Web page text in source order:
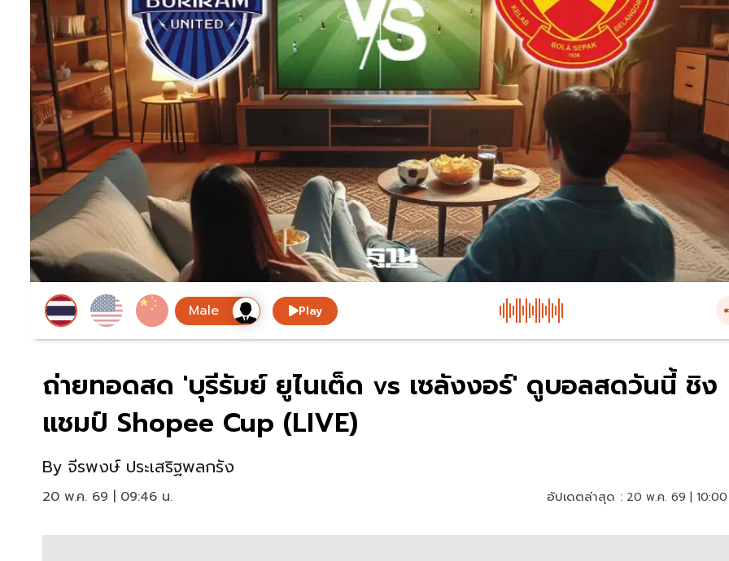
Play
ถ่ายทอดสด 'บุรีรัมย์ ยูไนเต็ด vs เซลังงอร์' ดูบอลสดวันนี้ ชิง
แชมป์ Shopee Cup (LIVE)
By จีรพงษ์ ประเสริฐพลกรัง
20 พ.ค. 69 | 09:46 น. อัปเดตล่าสุด : 20 พ.ค. 69 |